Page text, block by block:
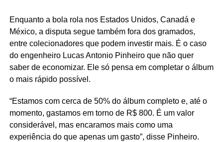
Enquanto a bola rola nos Estados Unidos, Canadá e
México, a disputa segue também fora dos gramados,
entre colecionadores que podem investir mais. É o caso
do engenheiro Lucas Antonio Pinheiro que não quer
saber de economizar. Ele só pensa em completar o álbum
o mais rápido possível.
“Estamos com cerca de 50% do álbum completo e, até o
momento, gastamos em torno de R$ 800. É um valor
considerável, mas encaramos mais como uma
experiência do que apenas um gasto”, disse Pinheiro.